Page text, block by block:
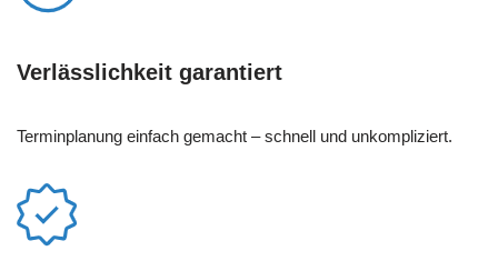
Verlässlichkeit garantiert
Terminplanung einfach gemacht – schnell und unkompliziert.